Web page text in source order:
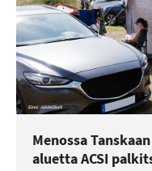
Menossa
aluetta ACSI